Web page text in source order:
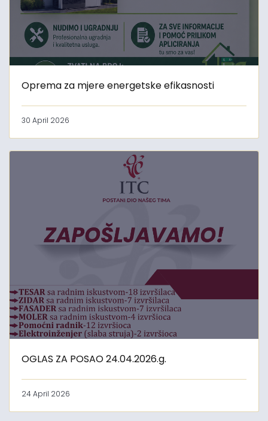
Oprema za mjere energetske efikasnosti
30 April 2026
OGLAS ZA POSAO 24.04.2026.g.
24 April 2026